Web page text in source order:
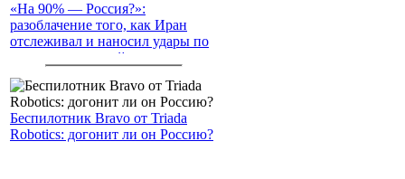
«На 90% — Россия?»:
разоблачение того, как Иран
отслеживал и наносил удары по
американским войскам
Беспилотник Bravo от Triada
Robotics: догонит ли он Россию?